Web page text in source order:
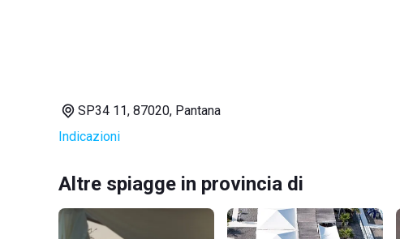
SP34 11, 87020, Pantana
Indicazioni
Altre spiagge in provincia di